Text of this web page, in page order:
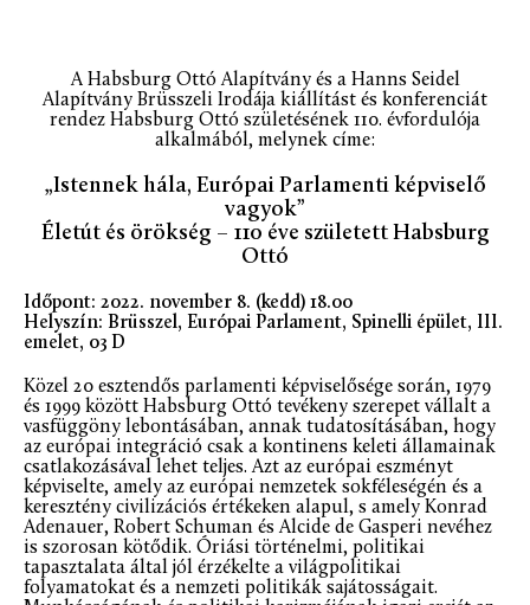
A Habsburg Ottó Alapítvány és a Hanns Seidel
Alapítvány Brüsszeli Irodája kiállítást és konferenciát
rendez Habsburg Ottó születésének 110. évfordulója
alkalmából, melynek címe:
„Istennek hála, Európai Parlamenti képviselő
vagyok”
Életút és örökség – 110 éve született Habsburg
Ottó
Időpont: 2022. november 8. (kedd) 18.00
Helyszín: Brüsszel, Európai Parlament, Spinelli épület, III.
emelet, 03 D
Közel 20 esztendős parlamenti képviselősége során, 1979
és 1999 között Habsburg Ottó tevékeny szerepet vállalt a
vasfüggöny lebontásában, annak tudatosításában, hogy
az európai integráció csak a kontinens keleti államainak
csatlakozásával lehet teljes. Azt az európai eszményt
képviselte, amely az európai nemzetek sokféleségén és a
keresztény civilizációs értékeken alapul, s amely Konrad
Adenauer, Robert Schuman és Alcide de Gasperi nevéhez
is szorosan kötődik. Óriási történelmi, politikai
tapasztalata által jól érzékelte a világpolitikai
folyamatokat és a nemzeti politikák sajátosságait.